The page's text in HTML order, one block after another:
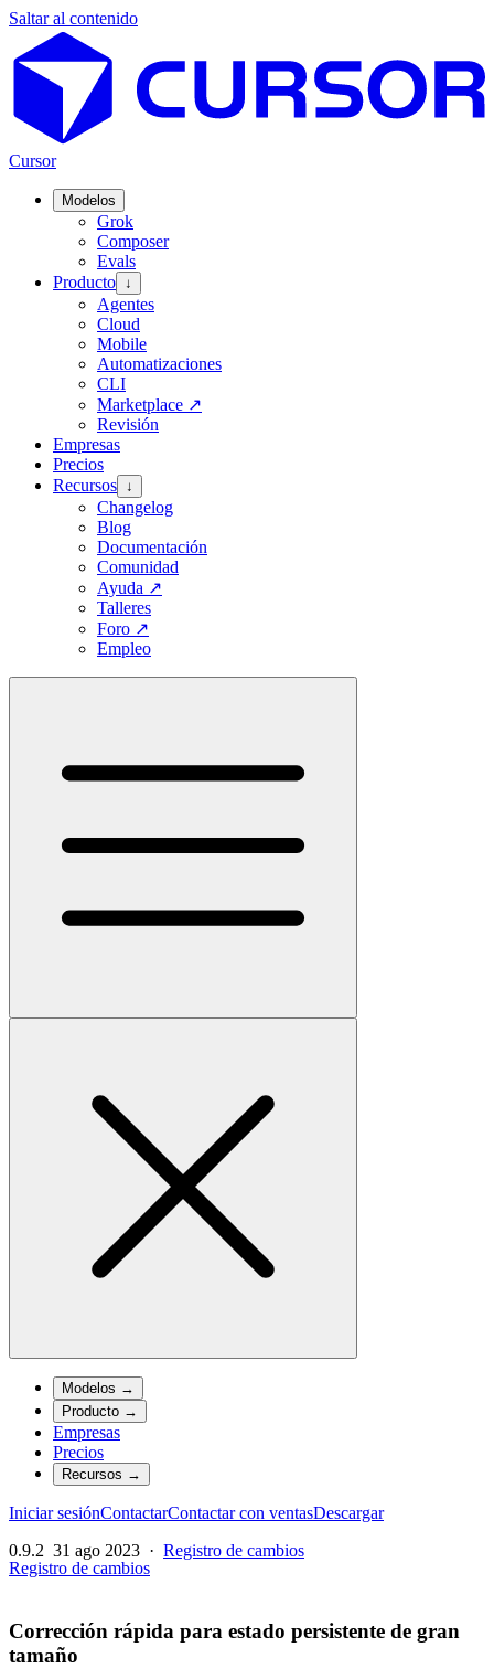
Saltar al contenido
Cursor
Modelos
Grok
Composer
Evals
Producto ↓
Agentes
Cloud
Mobile
Automatizaciones
CLI
Marketplace ↗
Revisión
Empresas
Precios
Recursos ↓
Changelog
Blog
Documentación
Comunidad
Ayuda ↗
Talleres
Foro ↗
Empleo
Modelos →
Producto →
Empresas
Precios
Recursos →
Iniciar sesiónContactarContactar con ventasDescargar
0.9.2 31 ago 2023 · Registro de cambios
Registro de cambios
Corrección rápida para estado persistente de gran
tamaño